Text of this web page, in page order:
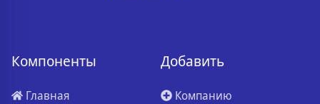
Компоненты
Главная
Добавить
Компанию